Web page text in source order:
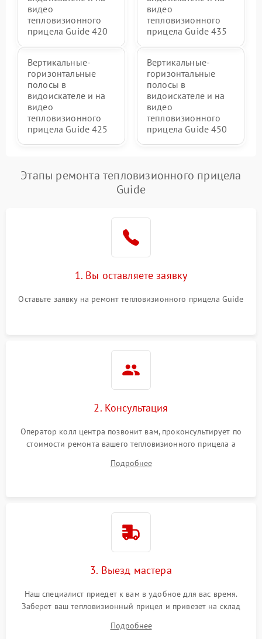
видео
тепловизионного
прицела Guide 420
видео
тепловизионного
прицела Guide 435
Вертикальные-
горизонтальные
полосы в
видоискателе и на
видео
тепловизионного
прицела Guide 425
Вертикальные-
горизонтальные
полосы в
видоискателе и на
видео
тепловизионного
прицела Guide 450
Этапы ремонта тепловизионного прицела
Guide
1. Вы оставляете заявку
Оставьте заявку на ремонт тепловизионного прицела Guide
2. Консультация
Оператор колл центра позвонит вам, проконсультирует по
стоимости ремонта вашего тепловизионного прицела а
Подробнее
3. Выезд мастера
Наш специалист приедет к вам в удобное для вас время.
Заберет ваш тепловизионный прицел и привезет на склад
Подробнее